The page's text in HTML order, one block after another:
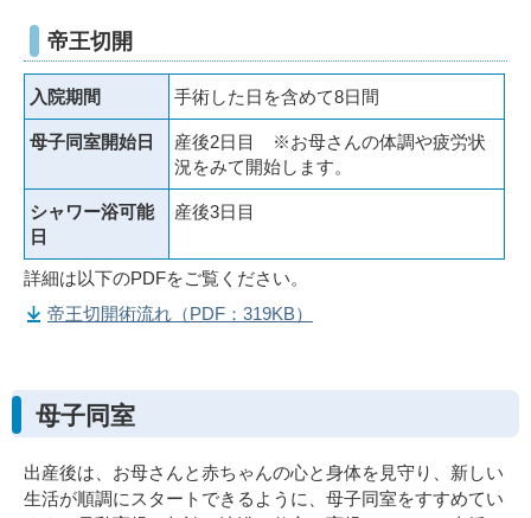
帝王切開
入院期間 手術した日を含めて8日間
母子同室開始日
産後2日目 ※お母さんの体調や疲労状
況をみて開始します。
シャワー浴可能
日
産後3日目
詳細は以下のPDFをご覧ください。
帝王切開術流れ（PDF：319KB）
母子同室
出産後は、お母さんと赤ちゃんの心と身体を見守り、新しい
生活が順調にスタートできるように、母子同室をすすめてい